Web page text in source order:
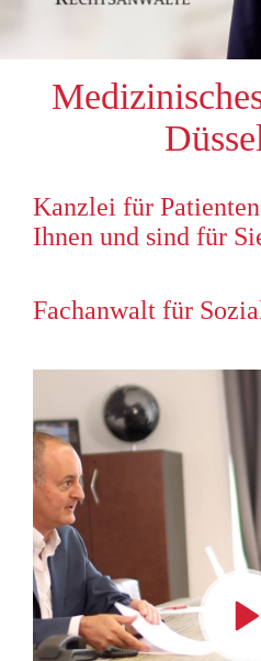
Kanzlei für
Ihnen und sind für
Fachanwalt für